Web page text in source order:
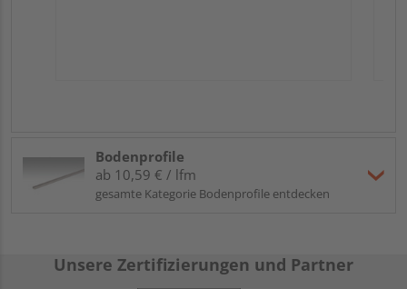
Bodenprofile
ab 10,59 € / lfm
gesamte Kategorie Bodenprofile entdecken
Unsere Zertifizierungen und Partner